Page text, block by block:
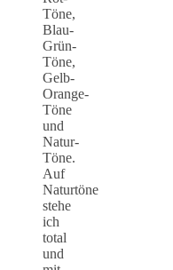
Töne,
Blau-
Grün-
Töne,
Gelb-
Orange-
Töne
und
Natur-
Töne.
Auf
Naturtöne
stehe
ich
total
und